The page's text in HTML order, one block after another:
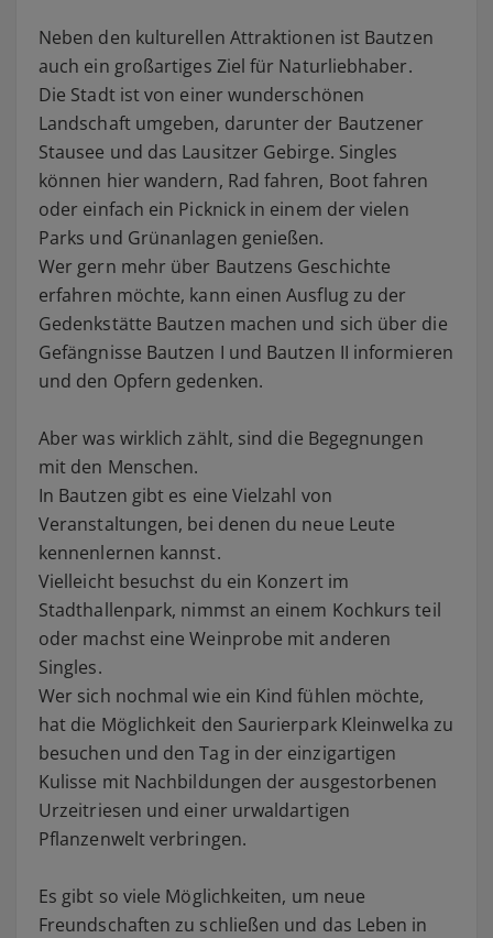
Neben den kulturellen Attraktionen ist Bautzen
auch ein großartiges Ziel für Naturliebhaber.
Die Stadt ist von einer wunderschönen
Landschaft umgeben, darunter der Bautzener
Stausee und das Lausitzer Gebirge. Singles
können hier wandern, Rad fahren, Boot fahren
oder einfach ein Picknick in einem der vielen
Parks und Grünanlagen genießen.
Wer gern mehr über Bautzens Geschichte
erfahren möchte, kann einen Ausflug zu der
Gedenkstätte Bautzen machen und sich über die
Gefängnisse Bautzen I und Bautzen II informieren
und den Opfern gedenken.
Aber was wirklich zählt, sind die Begegnungen
mit den Menschen.
In Bautzen gibt es eine Vielzahl von
Veranstaltungen, bei denen du neue Leute
kennenlernen kannst.
Vielleicht besuchst du ein Konzert im
Stadthallenpark, nimmst an einem Kochkurs teil
oder machst eine Weinprobe mit anderen
Singles.
Wer sich nochmal wie ein Kind fühlen möchte,
hat die Möglichkeit den Saurierpark Kleinwelka zu
besuchen und den Tag in der einzigartigen
Kulisse mit Nachbildungen der ausgestorbenen
Urzeitriesen und einer urwaldartigen
Pflanzenwelt verbringen.
Es gibt so viele Möglichkeiten, um neue
Freundschaften zu schließen und das Leben in